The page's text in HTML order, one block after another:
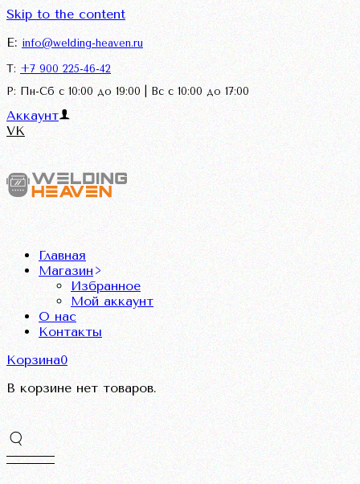
Skip to the content
E:info@welding-heaven.ru
Т: +7 900 225-46-42
Р: Пн-Сб с 10:00 до 19:00 | Вс с 10:00 до 17:00
Аккаунт
VK
Главная
Магазин
Избранное
Мой аккаунт
О нас
Контакты
Корзина0
В корзине нет товаров.